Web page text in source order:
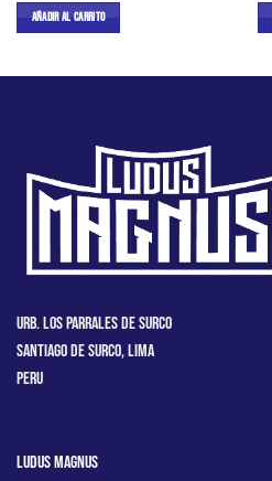
AÑADIR AL CARRITO
Urb. Los Parrales de Surco
Santiago de Surco, Lima
Peru
Ludus Magnus